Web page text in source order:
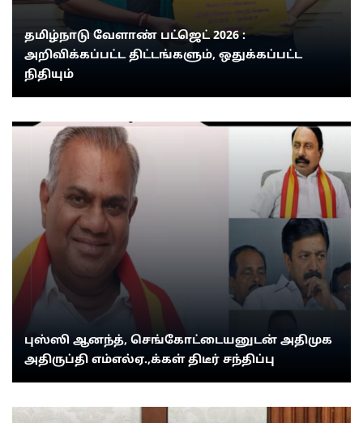
தமிழ்நாடு வேளாண் பட்ஜெட் 2026 :
அறிவிக்கப்பட்ட திட்டங்களும், ஒதுக்கப்பட்ட
நிதியும்
புஸ்ஸி ஆனந்த், செங்கோட்டையனுடன் அதிமுக
அதிருப்தி எம்எல்ஏ.,க்கள் திடீர் சந்திப்பு